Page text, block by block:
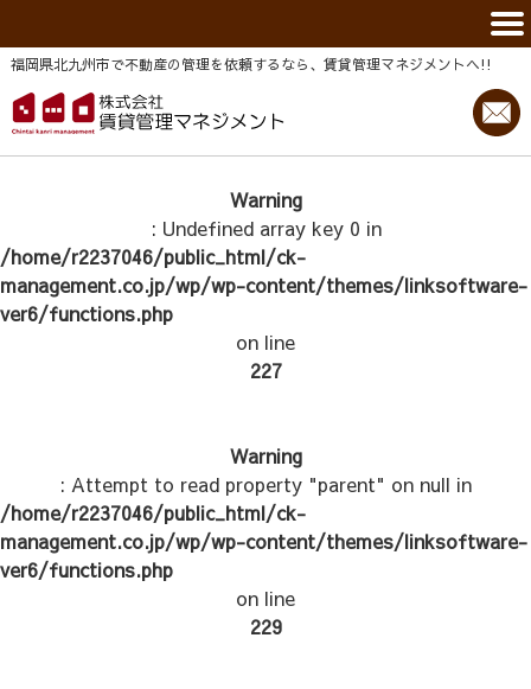
福岡県北九州市で不動産の管理を依頼するなら、賃貸管理マネジメントヘ!!
Warning
: Undefined array key 0 in
/home/r2237046/public_html/ck-
management.co.jp/wp/wp-content/themes/linksoftware-
ver6/functions.php
on line
227
Warning
: Attempt to read property "parent" on null in
/home/r2237046/public_html/ck-
management.co.jp/wp/wp-content/themes/linksoftware-
ver6/functions.php
on line
229